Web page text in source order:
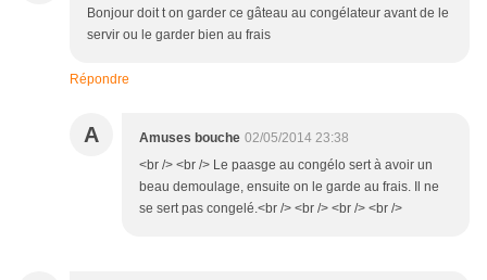
Bonjour doit t on garder ce gâteau au congélateur avant de le
servir ou le garder bien au frais
Répondre
A Amuses bouche 02/05/2014 23:38
<br /> <br /> Le paasge au congélo sert à avoir un
beau demoulage, ensuite on le garde au frais. Il ne
se sert pas congelé.<br /> <br /> <br /> <br />